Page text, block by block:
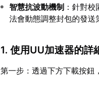
智慧抗波動機制 ：針對
法會動態調整封包的發送
1. 使用UU加速器的詳
第一步：透過下方下載按鈕